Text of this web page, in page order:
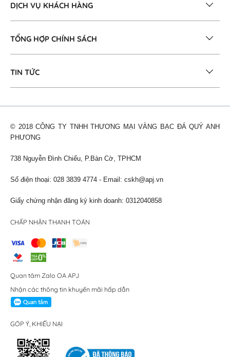
DỊCH VỤ KHÁCH HÀNG
TỔNG HỢP CHÍNH SÁCH
TIN TỨC
© 2018 CÔNG TY TNHH THƯƠNG MẠI VÀNG BẠC ĐÁ QUÝ ANH
PHƯƠNG
738 Nguyễn Đình Chiểu, P.Bàn Cờ, TPHCM
Số điện thoại: 028 3839 4774 - Email: cskh@apj.vn
Giấy chứng nhận đăng ký kinh doanh: 0312040858
CHẤP NHẬN THANH TOÁN
Quan tâm Zalo OA APJ
Nhận các thông tin khuyến mãi hấp dẫn
GÓP Ý, KHIẾU NẠI